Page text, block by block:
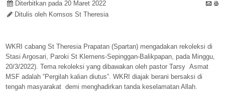
Diterbitkan pada 20 Maret 2022
Ditulis oleh Komsos St Theresia
WKRI cabang St Theresia Prapatan (Spartan) mengadakan rekoleksi di
Stasi Argosari, Paroki St Klemens-Sepinggan-Balikpapan, pada Minggu,
20/3/2022). Tema rekoleksi yang dibawakan oleh pastor Tarsy Asmat
MSF adalah “Pergilah kalian diutus”. WKRI diajak berani bersaksi di
tengah masyarakat demi menghadirkan tanda keselamatan Allah.